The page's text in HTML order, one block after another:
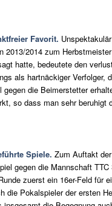
Favorit.
2014 zum
hatte, bedeutete den
als hartnäckiger
die Beimerstetter
so dass man sehr beruhigt
Spiele. Zum Auftakt
gegen die Mannschaft
zuerst ein 16er-Feld für
die Pokalspieler der ersten